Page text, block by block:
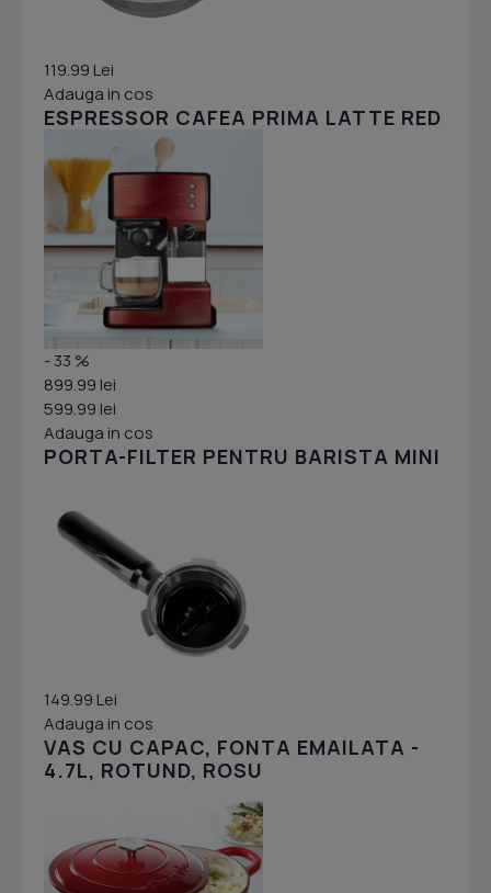
119.99 Lei
Adauga in cos
ESPRESSOR CAFEA PRIMA LATTE RED
- 33 %
899.99 lei
599.99 lei
Adauga in cos
PORTA-FILTER PENTRU BARISTA MINI
149.99 Lei
Adauga in cos
VAS CU CAPAC, FONTA EMAILATA -
4.7L, ROTUND, ROSU